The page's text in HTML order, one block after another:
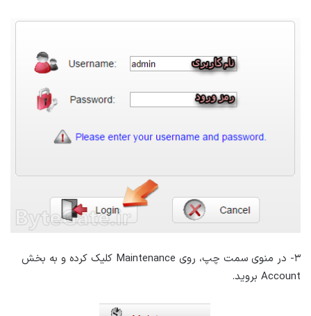
۳- در منوی سمت چپ، روی Maintenance کلیک کرده و به بخش
Account بروید.